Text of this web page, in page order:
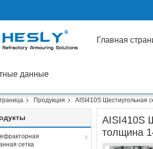
Главная
данные
Продукция AISI410S Шестиугольная
сетка
AISI410S
толщина